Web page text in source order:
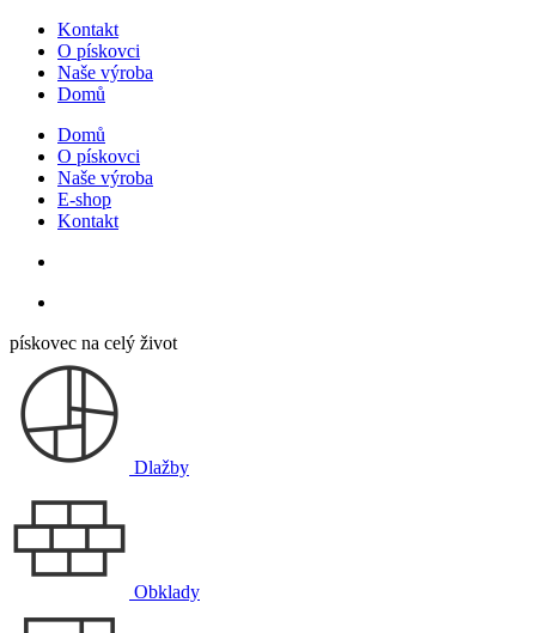
Kontakt
O pískovci
Naše výroba
Domů
Domů
O pískovci
Naše výroba
E-shop
Kontakt
pískovec na celý život
Dlažby
Obklady